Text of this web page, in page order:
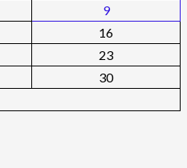
9
16
23
30